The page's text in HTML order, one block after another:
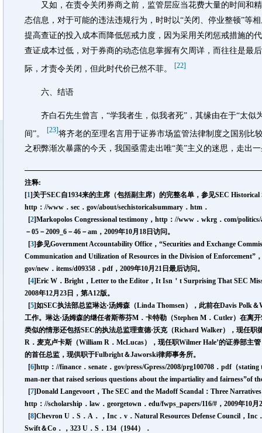
又如，在责令关闭券商之前，监管层应当花费大量的时间和
态信息，对于可能的违法违规行为，时时以“关闭、停业整顿”等
提高查证的投入成本而降低惩戒力度，因为采用关闭惩戒措施的
查证成本过低，对于券商的动态信息掌握有欠周详，而往往是最
际，才责令关闭，但此时代价已然不菲。 [22]
六、结语
齐白石先生曾言，“学我者生，似我者死”，其缘由在于“太似
间”。 [23] 将齐老的至理名言用于证券市场监管法律制度之国别比
之积弊渐次暴露的今天，我国亟需走出唯“美”主义的迷思，走出
注释:
[1]关于SEC自1934来的主席（包括副主席）的完整名单，参见SEC
http：//www．sec．gov/about/sechistoricalsummary．htm．
[2]Markopolos Congressional testimony，http：//www．wkrg．com/politics/
－05－2009_6－46－am，2009年10月18日访问。
[3]参见Government Accountability Office，“Securities and Exchange
Communication and Utilization of Resources in the Division of Enforcement”
gov/new．items/d09358．pdf，2009年10月21日最后访问。
[4]Eric W．Bright，Letter to the Editor，It Isn＇t Surprising That SEC
2008年12月23日，第A12版。
[5]如SEC执法部总监琳达·汤姆森（Linda Thomsen），此前在Davis Polk
工作。琳达·汤姆森的继任者斯蒂芬M．卡特勒（Stephen M．Cutler）在离
类似的情形还包括SEC的执法总监理查德·沃克（Richard Walker），现任职
R．麦克卢卡斯（William R．McLucas），现任职Wilmer Hale’的证券部主
的首任总监，现供职于Fulbright＆Jaworski律师事务所。
[6]http：//finance．senate．gov/press/Gpress/2008/prg100708．pdf（
man-ner that raised serious questions about the impartiality and fairness”of
[7]Donald Langevoort，The SEC and the Madoff Scandal：Three
http：//scholarship．law．georgetown．edu/fwps_papers/116/#，2009年10月
[8]Chevron U．S．A．，Inc．v．Natural Resources Defense Council，Inc
Swift＆Co．，323 U．S．134（1944）．